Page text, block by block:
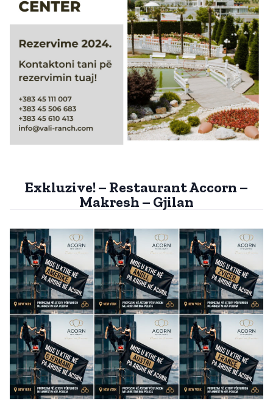
Exkluzive! – Restaurant Accorn –
Makresh – Gjilan